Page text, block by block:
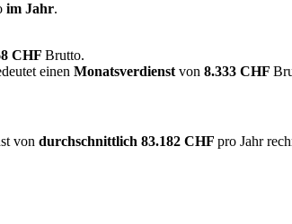
im Jahr.
CHF Brutto.
einen Monatsverdienst von 8.333 CHF
von durchschnittlich 83.182 CHF pro Jahr